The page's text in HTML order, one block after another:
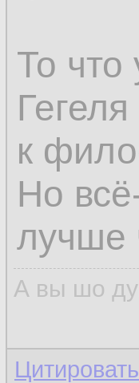
То
к
Но
лучше
А вы шо